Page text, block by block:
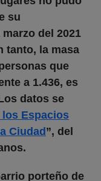
su
del 2021
tanto, la masa
que
a 1.436, es
datos se
los Espacios
Ciudad ”, del
porteño de